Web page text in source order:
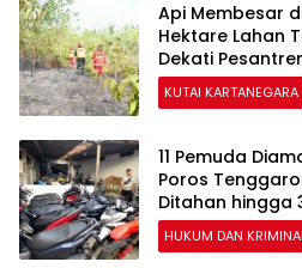
Api Membesar
Hektare Lahan
Dekati
KUTAI KARTANEGARA
11 Pemuda
Poros
Ditahan hingga
HUKUM DAN